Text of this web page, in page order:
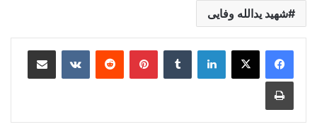
شهید یدالله وفایی
لینکدین ‫تامبلر ‫پین‌ترست‫رددیت ‫VKontakteاشتراک گذاری از طریق ایمیل
چاپ